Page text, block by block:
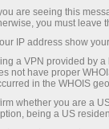
लीवरेज,
कमीशन,
फायदेमंद
30% बोनस
ट्रेडिंग में
और हाईवे पर
are seeing this
you must leave
IP address show
a VPN provided by
not have proper
in the WHOIS
whether you are a
being a US